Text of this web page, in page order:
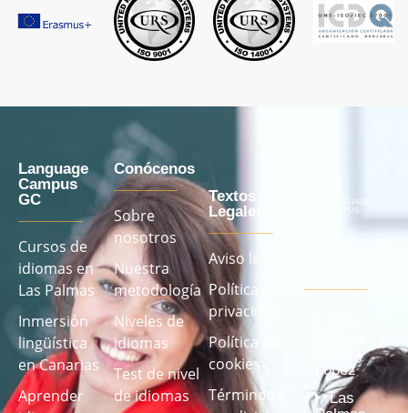
Language
Campus
GC
Cursos de
idiomas en
Las Palmas
Inmersión
lingüística
en Canarias
Aprender
Conócenos
Sobre
nosotros
Nuestra
metodología
Niveles de
idiomas
Test de nivel
de idiomas
Textos
Legales
Aviso legal
Política de
privacidad
Política de
cookies
Términos y
Mesa y
López
Las